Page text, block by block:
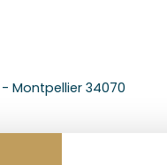
Montpellier 34070